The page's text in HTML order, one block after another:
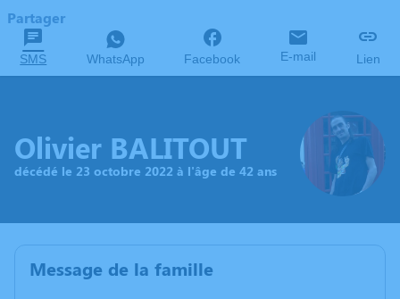
Partager
SMS WhatsApp Facebook E-mail Lien
Olivier BALITOUT
décédé le 23 octobre 2022 à l'âge de 42 ans
Message de la famille